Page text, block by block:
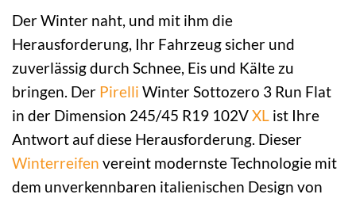
Der Winter naht, und mit ihm die
Herausforderung, Ihr Fahrzeug sicher und
zuverlässig durch Schnee, Eis und Kälte zu
bringen. Der Pirelli Winter Sottozero 3 Run Flat
in der Dimension 245/45 R19 102VXL ist Ihre
Antwort auf diese Herausforderung. Dieser
Winterreifen vereint modernste Technologie mit
dem unverkennbaren italienischen Design von